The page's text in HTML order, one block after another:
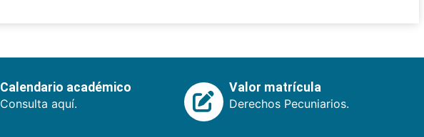
Calendario académico
Consulta aquí.
Valor matrícula
Derechos Pecuniarios.